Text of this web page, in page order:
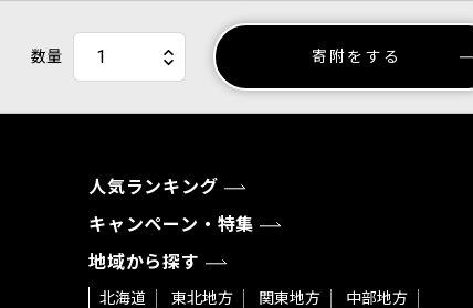
数量 寄附をする
人気ランキング
キャンペーン・特集
地域から探す
北海道 東北地方 関東地方
中部地方